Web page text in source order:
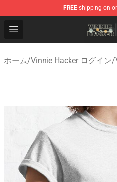
FREE shipping on
Open menu
Vinnie Hacker Store -
ホーム/Vinnie Hacker ログイン/